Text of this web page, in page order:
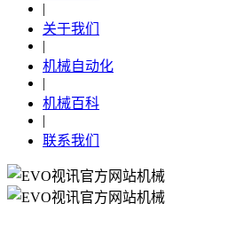
|
关于我们
|
机械自动化
|
机械百科
|
联系我们